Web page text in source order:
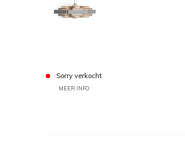
Sorry verkocht
MEER INFO